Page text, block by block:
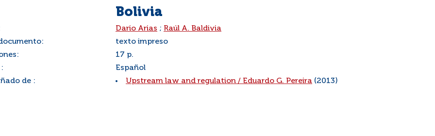
Bolivia
Dario Arias ; Raúl A. Baldivia
texto impreso
17 p.
Español
de :
Upstream law and regulation / Eduardo G. Pereira (2013)